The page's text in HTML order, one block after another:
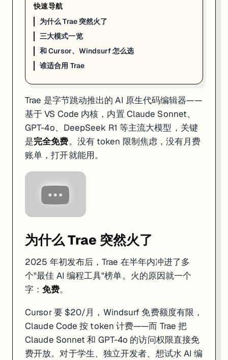
Builder Mode：给 AI 一段项目描述，它从零生成整个项目——
SOLO Mode（Trae 2.0 新增）：最激进的模式。AI 自己拆任务
和 Cursor、Windsurf 怎么选
特性
Cursor
VS Code
VS Code
Claude Sonnet + GPT-4o + DeepSeek Claude + GPT
Agent 模式
SOLO Mode
Composer
5000 次/月免费
响应速度
1.2 秒（最快）
2.3 秒
首次准确率
78%
代码稳定性
中等
我的选择建议：
预算为零、想体验 AI 编程 →
想要最流畅的 Agent 体验 →Windsurf（Cascade 的多步执行更
纯终端用户、不想离开 shell →Claude Code
谁适合用 Trae
：
学生和在学编程的人——零成本试错
独立开发者做 MVP 原型——Builder Mode 几分钟出项目
想从 Figma 稿快速生成代码的前端开发——多模态输入支持截图
已经用 VS Code 的人——设置和插件可以直接导入
不太适合：
快速导航
为什么 Trae 突然火了
三大模式一览
和 Cursor、Windsurf 怎么选
谁适合用 Trae
Trae 是字节跳动推出的 AI 原生代码编辑器——
基于 VS Code 内核，内置 Claude Sonnet、
GPT-4o、DeepSeek R1 等主流大模型，关键
是完全免费。没有 token 限制焦虑，没有月费
账单，打开就能用。
为什么 Trae 突然火了
2025 年初发布后，Trae 在半年内冲进了多
个"最佳 AI 编程工具"榜单。火的原因就一个
字：免费。
Cursor 要 $20/月，Windsurf 免费额度有限，
Claude Code 按 token 计费——而 Trae 把
Claude Sonnet 和 GPT-4o 的访问权限直接免
费开放。对于学生、独立开发者、想试水 AI 编